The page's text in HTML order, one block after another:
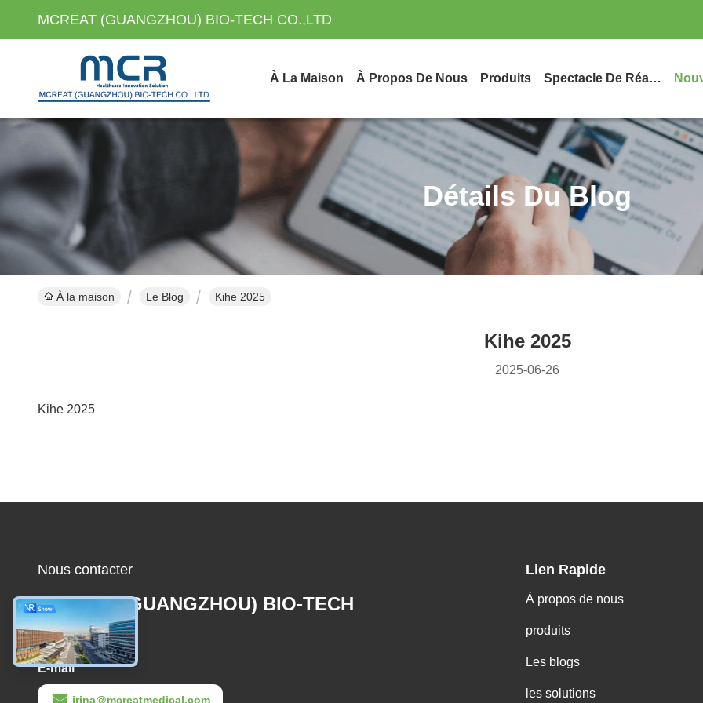
MCREAT (GUANGZHOU) BIO-TECH CO.,LTD
À La Maison À Propos De Nous Produits Spectacle De Réalité Virtuelle
Détails Du Blog
À la maison Le Blog Kihe 2025
Kihe 2025
2025-06-26
Kihe 2025
Nous contacter
MCREAT (GUANGZHOU) BIO-TECH
CO.,LTD
E-mail
irina@mcreatmedical.com
Lien Rapide
À propos de nous
produits
Les blogs
les solutions